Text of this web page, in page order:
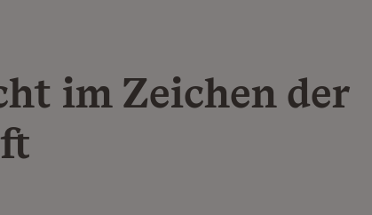
im Zeichen der